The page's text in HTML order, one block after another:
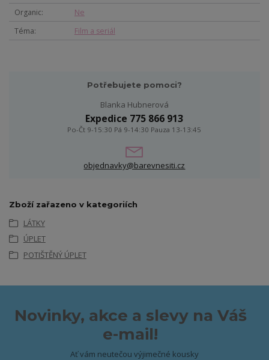
Organic
Ne
Téma
Film a seriál
Potřebujete pomoci?
Blanka Hubnerová
Expedice 775 866 913
Po-Čt 9-15:30 Pá 9-14:30 Pauza 13-13:45
objednavky@barevnesiti.cz
Zboží zařazeno v kategoriích
LÁTKY
ÚPLET
POTIŠTĚNÝ ÚPLET
Novinky, akce a slevy na Váš
e-mail!
Ať vám neutečou výjimečné kousky